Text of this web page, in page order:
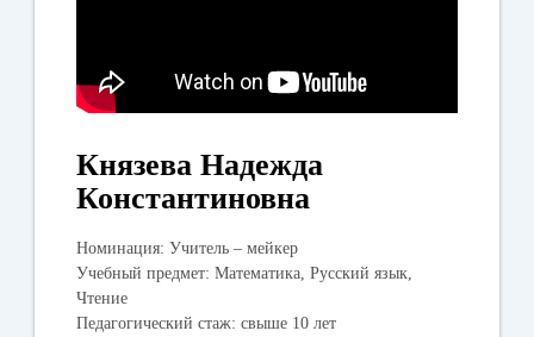
Князева Надежда
Константиновна
Номинация: Учитель – мейкер
Учебный предмет: Математика, Русский язык,
Чтение
Педагогический стаж: свыше 10 лет